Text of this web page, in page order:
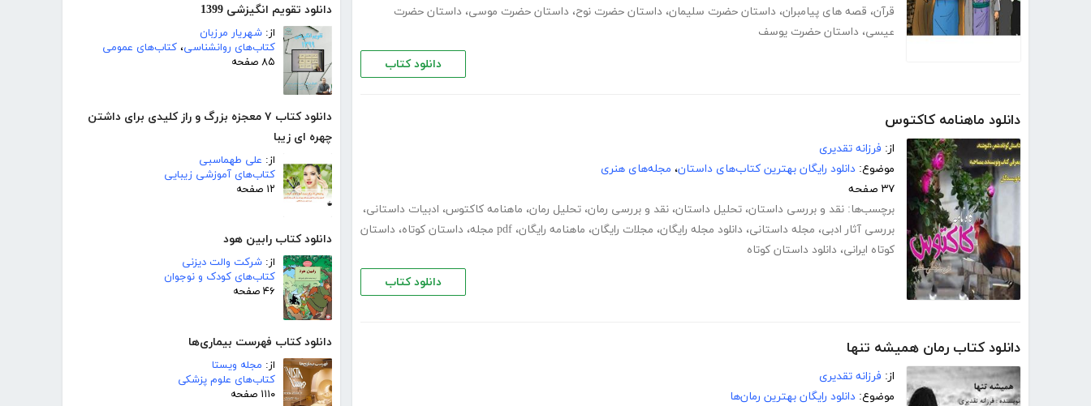
دانلود تقویم انگیزشی 1399
از: شهریار مرزبان
کتاب‌های روانشناسی، کتاب‌های عمومی
۸۵ صفحه
دانلود کتاب ٧ معجزه بزرگ و راز کلیدی برای داشتن
چهره ای زیبا
از: علی طهماسبی
کتاب‌های آموزشی زیبایی
۱۲ صفحه
دانلود کتاب رابین هود
از: شرکت والت دیزنی
کتاب‌های کودک و نوجوان
۴۶ صفحه
دانلود کتاب فهرست بیماری‌ها
از: مجله ویستا
کتاب‌های علوم پزشکی
۱۱۱۰ صفحه
قرآن، قصه های پیامبران، داستان حضرت سلیمان، داستان حضرت نوح، داستان حضرت موسی، داستان حضرت
عیسی، داستان حضرت یوسف
دانلود کتاب
دانلود ماهنامه کاکتوس
از: فرزانه تقدیری
موضوع: دانلود رایگان بهترین کتاب‌های داستان، مجله‌های هنری
۳۷ صفحه
برچسب‌ها: نقد و بررسی داستان، تحلیل داستان، نقد و بررسی رمان، تحلیل رمان، ماهنامه کاکتوس، ادبیات داستانی،
بررسی آثار ادبی، مجله داستانی، دانلود مجله رایگان، مجلات رایگان، ماهنامه رایگان، pdf مجله ، داستان کوتاه، داستان
کوتاه ایرانی، دانلود داستان کوتاه
دانلود کتاب
دانلود کتاب رمان همیشه تنها
از: فرزانه تقدیری
موضوع: دانلود رایگان بهترین رمان‌ها